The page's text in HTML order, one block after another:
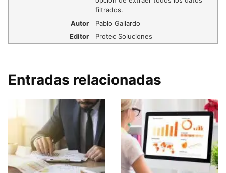
filtrados.
Autor
Pablo Gallardo
Editor
Protec Soluciones
Entradas relacionadas